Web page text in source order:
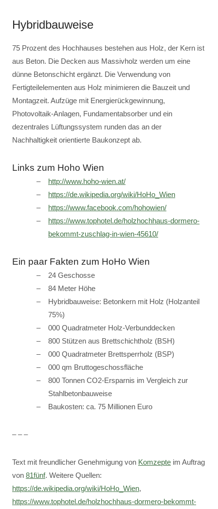
Hybridbauweise
75 Prozent des Hochhauses bestehen aus Holz, der Kern ist
aus Beton. Die Decken aus Massivholz werden um eine
dünne Betonschicht ergänzt. Die Verwendung von
Fertigteilelementen aus Holz minimieren die Bauzeit und
Montagzeit. Aufzüge mit Energierückgewinnung,
Photovoltaik-Anlagen, Fundamentabsorber und ein
dezentrales Lüftungssystem runden das an der
Nachhaltigkeit orientierte Baukonzept ab.
Links zum Hoho Wien
http://www.hoho-wien.at/
https://de.wikipedia.org/wiki/HoHo_Wien
https://www.facebook.com/hohowien/
https://www.tophotel.de/holzhochhaus-dormero-
bekommt-zuschlag-in-wien-45610/
Ein paar Fakten zum HoHo Wien
24 Geschosse
84 Meter Höhe
Hybridbauweise: Betonkern mit Holz (Holzanteil
75%)
000 Quadratmeter Holz-Verbunddecken
800 Stützen aus Brettschichtholz (BSH)
000 Quadratmeter Brettsperrholz (BSP)
000 qm Bruttogeschossfläche
800 Tonnen CO2-Ersparnis im Vergleich zur
Stahlbetonbauweise
Baukosten: ca. 75 Millionen Euro
– – –
Text mit freundlicher Genehmigung von Komzepte im Auftrag
von 81fünf. Weitere Quellen:
https://de.wikipedia.org/wiki/HoHo_Wien,
https://www.tophotel.de/holzhochhaus-dormero-bekommt-